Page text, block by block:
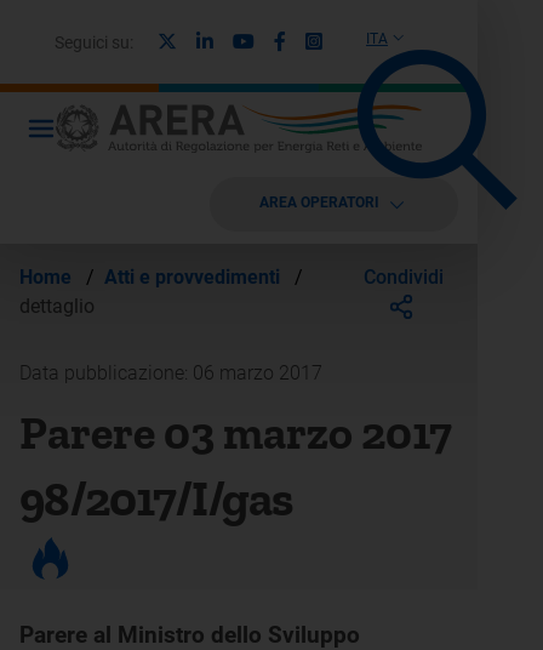
ITA
Seguici su: LinkedinYoutubeFacebook
Instagram
AREA OPERATORI
Home / Atti e provvedimenti
/
dettaglio
Condividi
Data pubblicazione: 06 marzo 2017
Parere 03 marzo 2017
98/2017/I/gas
Parere al Ministro dello Sviluppo